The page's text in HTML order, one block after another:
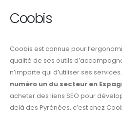
Coobis
Coobis est connue pour
qualité de ses outils
n’importe qui d’utiliser ses
numéro un du secteur en
acheter des liens SEO pour
delà des Pyrénées, c’est chez